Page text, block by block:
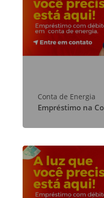
Conta de Energia
Empréstimo na